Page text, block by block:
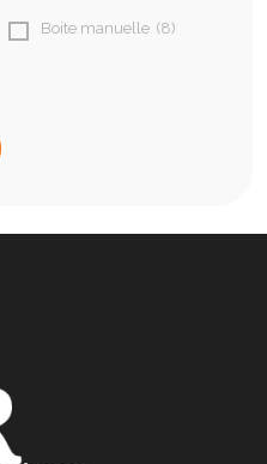
Boite manuelle (8)